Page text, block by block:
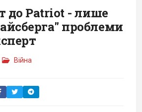
до Patriot - лише
проблеми
Війна